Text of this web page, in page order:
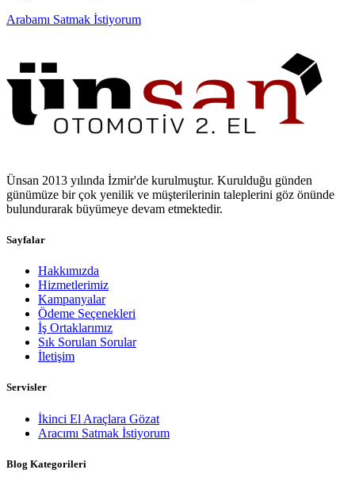
Arabamı Satmak İstiyorum
Ünsan 2013 yılında İzmir'de kurulmuştur. Kurulduğu günden
günümüze bir çok yenilik ve müşterilerinin taleplerini göz önünde
bulundurarak büyümeye devam etmektedir.
Sayfalar
Hakkımızda
Hizmetlerimiz
Kampanyalar
Ödeme Seçenekleri
İş Ortaklarımız
Sık Sorulan Sorular
İletişim
Servisler
İkinci El Araçlara Gözat
Aracımı Satmak İstiyorum
Blog Kategorileri